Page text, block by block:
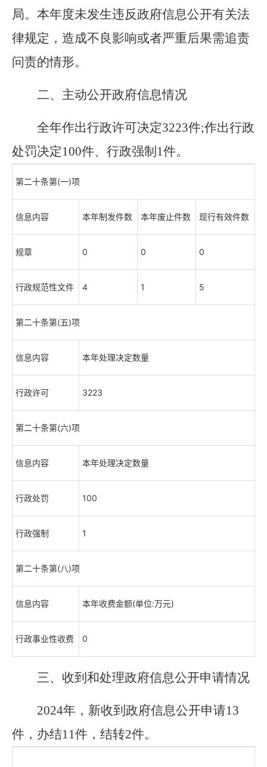
局。本年度未发生违反政府信息公开有关法
律规定，造成不良影响或者严重后果需追责
问责的情形。
二、主动公开政府信息情况
全年作出行政许可决定3223件;作出行政
处罚决定100件、行政强制 1件。
第二十条第(一)项
信息内容 本年制发件数 本年废止件数 现行有效件数
规章 0 0 0
行政规范性文件 4 1 5
第二十条第(五)项
信息内容 本年处理决定数量
行政许可 3223
第二十条第(六)项
信息内容 本年处理决定数量
行政处罚 100
行政强制 1
第二十条第(八)项
信息内容 本年收费金额(单位:万元)
行政事业性收费 0
三、收到和处理政府信息公开申请情况
2024年，新收到政府信息公开申请13
件，办结11件，结转2件。